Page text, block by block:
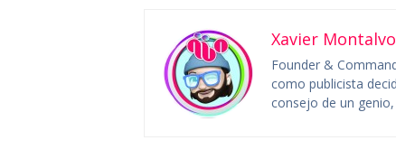
Xavier Montalvo
Founder &
como publicista
consejo de un